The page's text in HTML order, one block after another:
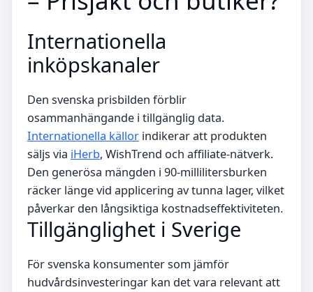
Internationella
inköpskanaler
Den svenska prisbilden förblir
osammanhängande i tillgänglig data.
Internationella källor indikerar att produkten
säljs via iHerb, WishTrend och affiliate-nätverk.
Den generösa mängden i 90-millilitersburken
räcker länge vid applicering av tunna lager, vilket
påverkar den långsiktiga kostnadseffektiviteten.
Tillgänglighet i Sverige
För svenska konsumenter som jämför
hudvårdsinvesteringar kan det vara relevant att